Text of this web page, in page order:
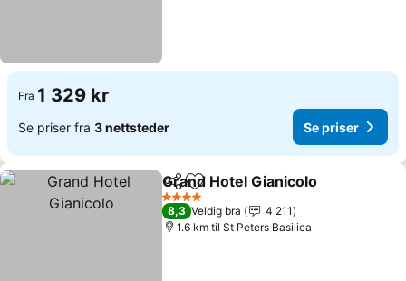
Fra 1 329 kr
Se priser fra 3 nettsteder Se priser
Del Legg til i favoritter
Grand Hotel Gianicolo
4 Stjerner
8,3 Veldig bra
4 211
1.6 km til St Peters Basilica